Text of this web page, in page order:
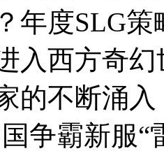
年度SLG策
入西方奇
的不断涌
国争霸新服